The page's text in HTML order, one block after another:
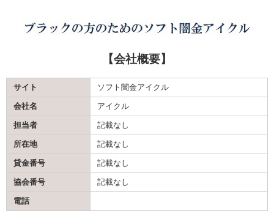
【会社概要】
サイト ソフト闇金アイクル
会社名 アイクル
担当者 記載なし
所在地 記載なし
貸金番号 記載なし
協会番号 記載なし
電話